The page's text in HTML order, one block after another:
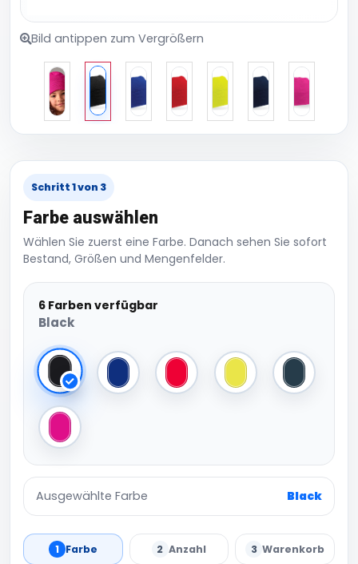
Bild antippen zum Vergrößern
Schritt 1 von 3
Farbe auswählen
Wählen Sie zuerst eine Farbe. Danach sehen Sie sofort
Bestand, Größen und Mengenfelder.
6 Farben verfügbar
Black
Black Bright Royal Classic Red Fluorescent Yellow
French
Fuchsia
Ausgewählte Farbe Black
1 Farbe 2 Anzahl 3 Warenkorb